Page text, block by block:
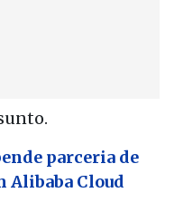
parceria de
Alibaba Cloud